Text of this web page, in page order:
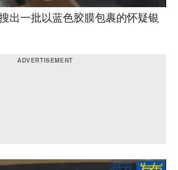
出一批以蓝色胶膜包裹的怀疑银